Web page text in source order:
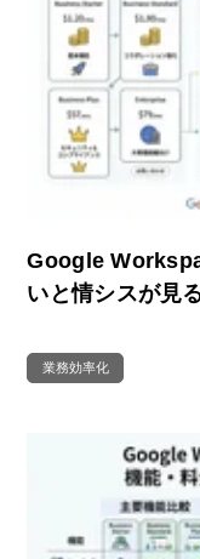
Google
いと情シスが見
業務効率化